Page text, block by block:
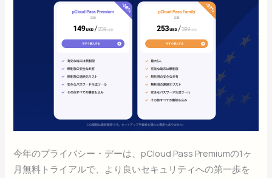
今年のプライバシー・デーは、pCloud Pass Premiumの1ヶ
月無料トライアルで、より良いセキュリティへの第一歩を